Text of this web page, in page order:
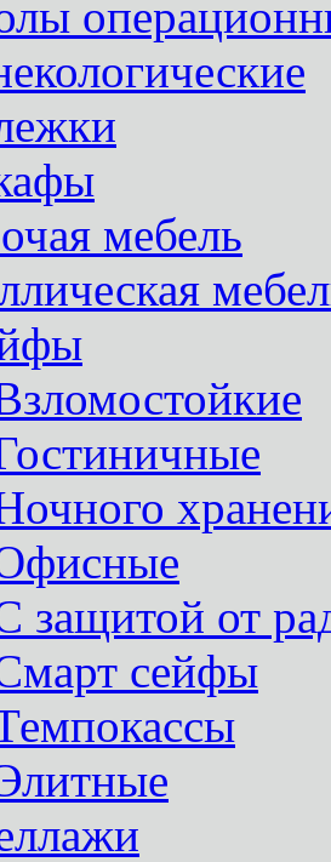
мебель
защитой от
сейфы